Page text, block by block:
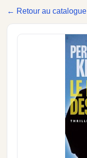
← Retour au catalogue